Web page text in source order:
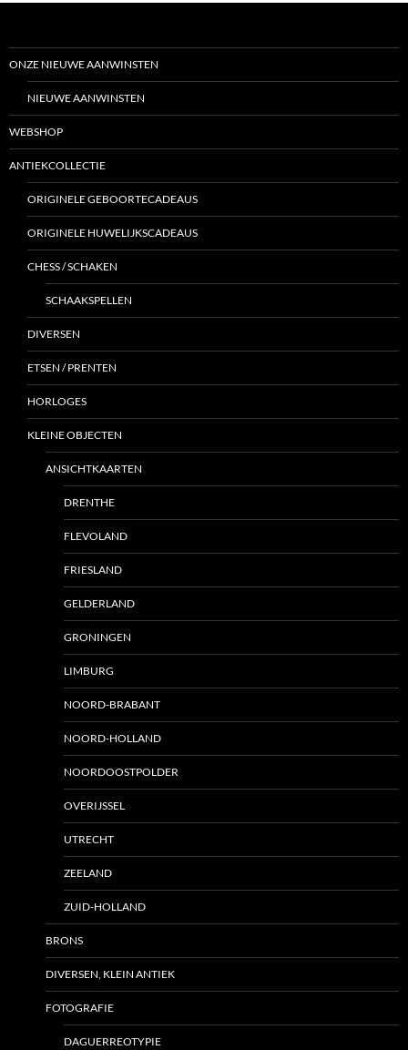
ONZE NIEUWE AANWINSTEN
NIEUWE AANWINSTEN
WEBSHOP
ANTIEKCOLLECTIE
ORIGINELE GEBOORTECADEAUS
ORIGINELE HUWELIJKSCADEAUS
CHESS / SCHAKEN
SCHAAKSPELLEN
DIVERSEN
ETSEN / PRENTEN
HORLOGES
KLEINE OBJECTEN
ANSICHTKAARTEN
DRENTHE
FLEVOLAND
FRIESLAND
GELDERLAND
GRONINGEN
LIMBURG
NOORD-BRABANT
NOORD-HOLLAND
NOORDOOSTPOLDER
OVERIJSSEL
UTRECHT
ZEELAND
ZUID-HOLLAND
BRONS
DIVERSEN, KLEIN ANTIEK
FOTOGRAFIE
DAGUERREOTYPIE